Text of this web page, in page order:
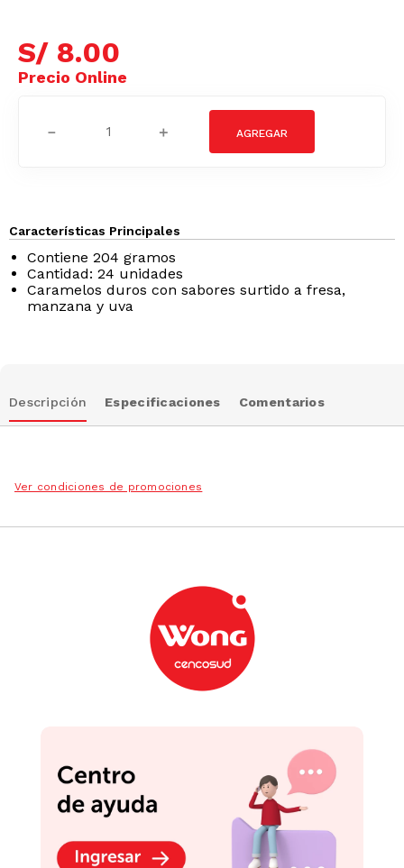
S/ 8.00
＋
－
Características Principales
Contiene 204 gramos
Cantidad: 24 unidades
Caramelos duros con sabores surtido a fresa,
manzana y uva
Descripción Especificaciones Comentarios
Ver condiciones de promociones